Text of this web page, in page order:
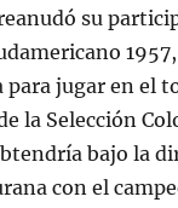
su
para jugar en el
la Selección
bajo la
con el